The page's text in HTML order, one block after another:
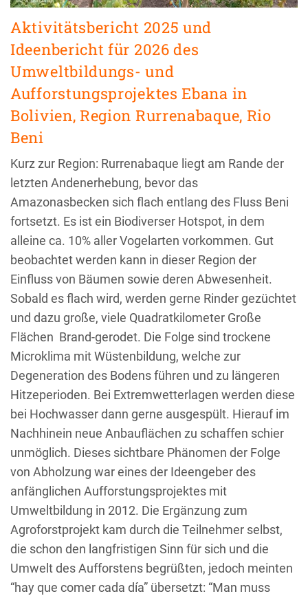
Aktivitätsbericht 2025 und
Ideenbericht für 2026 des
Umweltbildungs- und
Aufforstungsprojektes Ebana in
Bolivien, Region Rurrenabaque, Rio
Beni
Kurz zur Region: Rurrenabaque liegt am Rande der
letzten Andenerhebung, bevor das
Amazonasbecken sich flach entlang des Fluss Beni
fortsetzt. Es ist ein Biodiverser Hotspot, in dem
alleine ca. 10% aller Vogelarten vorkommen. Gut
beobachtet werden kann in dieser Region der
Einfluss von Bäumen sowie deren Abwesenheit.
Sobald es flach wird, werden gerne Rinder gezüchtet
und dazu große, viele Quadratkilometer Große
Flächen Brand-gerodet. Die Folge sind trockene
Microklima mit Wüstenbildung, welche zur
Degeneration des Bodens führen und zu längeren
Hitzeperioden. Bei Extremwetterlagen werden diese
bei Hochwasser dann gerne ausgespült. Hierauf im
Nachhinein neue Anbauflächen zu schaffen schier
unmöglich. Dieses sichtbare Phänomen der Folge
von Abholzung war eines der Ideengeber des
anfänglichen Aufforstungsprojektes mit
Umweltbildung in 2012. Die Ergänzung zum
Agroforstprojekt kam durch die Teilnehmer selbst,
die schon den langfristigen Sinn für sich und die
Umwelt des Aufforstens begrüßten, jedoch meinten
“hay que comer cada día” übersetzt: “Man muss